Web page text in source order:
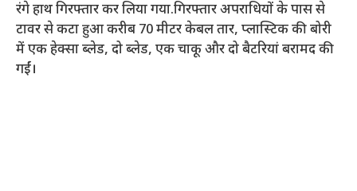
रंगे हाथ गिरफ्तार कर लिया गया.गिरफ्तार अपराधियों के पास से
टावर से कटा हुआ करीब 70 मीटर केबल तार, प्लास्टिक की बोरी
में एक हेक्सा ब्लेड, दो ब्लेड, एक चाकू और दो बैटरियां बरामद की
गईं।